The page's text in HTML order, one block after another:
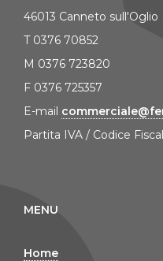
46013 Canneto sull'Oglio
T 0376 70852
M 0376 723820
F 0376 725357
E-mail
Partita IVA / Codice
MENU
Home